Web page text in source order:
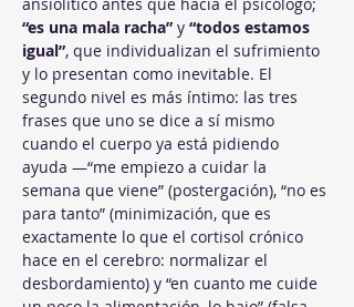
“es una mala racha” y “todos estamos
igual”, que individualizan el sufrimiento
y lo presentan como inevitable. El
segundo nivel es más íntimo: las tres
frases que uno se dice a sí mismo
cuando el cuerpo ya está pidiendo
ayuda —“me empiezo a cuidar la
semana que viene” (postergación), “no es
para tanto” (minimización, que es
exactamente lo que el cortisol crónico
hace en el cerebro: normalizar el
desbordamiento) y “en cuanto me cuide